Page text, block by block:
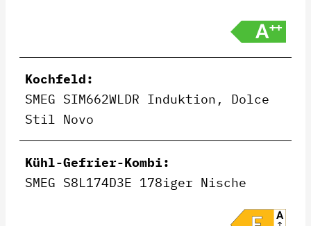
Kochfeld:
SMEG SIM662WLDR Induktion, Dolce
Stil Novo
Kühl-Gefrier-Kombi:
SMEG S8L174D3E 178iger Nische